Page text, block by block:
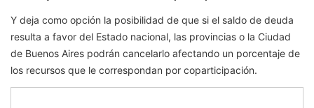
Y deja como opción la posibilidad de que si el saldo de deuda
resulta a favor del Estado nacional, las provincias o la Ciudad
de Buenos Aires podrán cancelarlo afectando un porcentaje de
los recursos que le correspondan por coparticipación.